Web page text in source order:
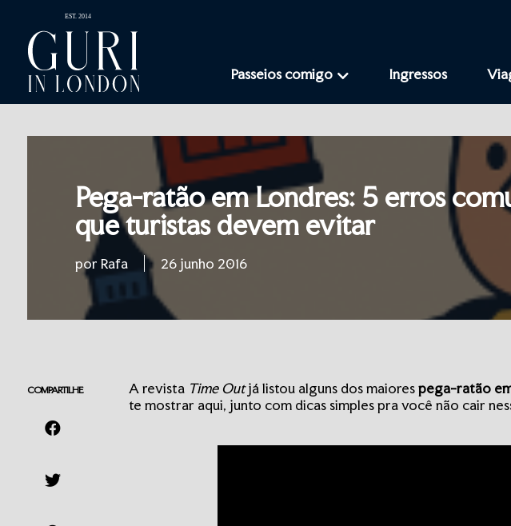
Passeios comigo Ingressos
Pega-ratão em Londres: 5 erros
que turistas devem evitar
por Rafa 26 junho 2016
COMPARTILHE A revista Time Outjá listou alguns dos maiorespega-ratão
te mostrar aqui, junto com dicas simples pra você não cair